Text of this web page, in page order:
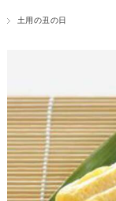
土用の丑の日